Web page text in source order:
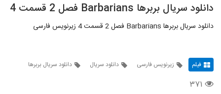
دانلود سریال بربرها Barbarians فصل 2 قسمت 4
دانلود سریال بربرها Barbarians فصل 2 قسمت 4 زیرنویس فارسی
فیلم زیرنویس فارسی دانلود سریال دانلود سریال بربرها
۳۷۱